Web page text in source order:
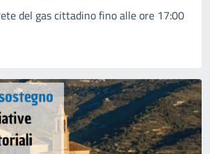
del gas cittadino fino alle ore 17:00